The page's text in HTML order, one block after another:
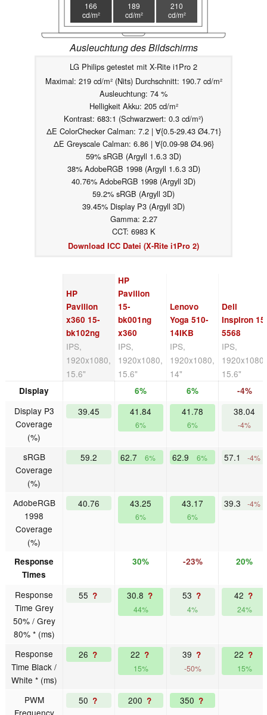
166
cd/m²
189
cd/m²
210
cd/m²
Ausleuchtung des Bildschirms
LG Philips getestet mit X-Rite i1Pro 2
Maximal: 219 cd/m² (Nits) Durchschnitt: 190.7 cd/m²
Ausleuchtung: 74 %
Helligkeit Akku: 205 cd/m²
Kontrast: 683:1 (Schwarzwert: 0.3 cd/m²)
ΔE ColorChecker Calman: 7.2 | ∀{0.5-29.43 Ø4.71}
ΔE Greyscale Calman: 6.86 | ∀{0.09-98 Ø4.96}
59% sRGB (Argyll 1.6.3 3D)
38% AdobeRGB 1998 (Argyll 1.6.3 3D)
40.76% AdobeRGB 1998 (Argyll 3D)
59.2% sRGB (Argyll 3D)
39.45% Display P3 (Argyll 3D)
Gamma: 2.27
CCT: 6983 K
Download ICC Datei (X-Rite i1Pro 2)
HP
Pavilion
x360 15-
bk102ng
IPS,
1920x1080,
15.6"
HP
Pavilion
15-
bk001ng
x360
IPS,
1920x1080,
15.6"
Lenovo
Yoga 510-
14IKB
IPS,
1920x1080,
14"
Dell
Inspiron 15
5568
IPS,
1920x1080,
15.6"
Display 6% 6% -4%
Display P3
Coverage
(%)
39.45 41.84
6%
41.78
6%
38.04
-4%
sRGB
Coverage
(%)
59.2 62.7 6% 62.9 6% 57.1 -4%
AdobeRGB
1998
Coverage
(%)
40.76 43.25
6%
43.17
6%
39.3 -4%
Response
Times
30% -23% 20%
Response
Time Grey
50% / Grey
80% * (ms)
55 ? 30.8 ?
44%
53 ?
4%
42 ?
24%
Response
Time Black /
White * (ms)
26 ? 22 ?
15%
39 ?
-50%
22 ?
15%
PWM
Frequency
50 ? 200 ? 350 ?